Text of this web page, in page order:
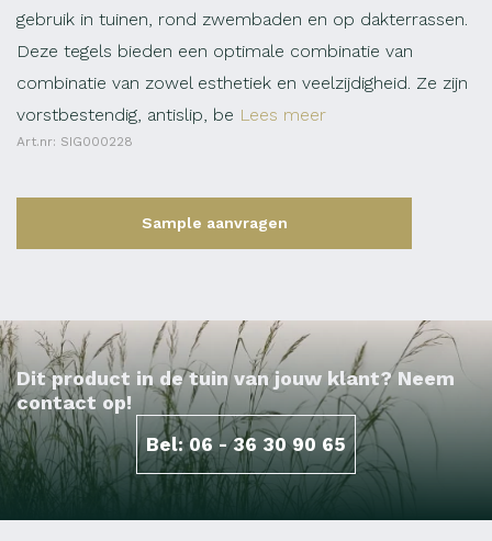
gebruik in tuinen, rond zwembaden en op dakterrassen.
Deze tegels bieden een optimale combinatie van
combinatie van zowel esthetiek en veelzijdigheid. Ze zijn
vorstbestendig, antislip, be Lees meer
Art.nr: SIG000228
Sample aanvragen
Dit product in de tuin van jouw klant? Neem
contact op!
Bel: 06 - 36 30 90 65